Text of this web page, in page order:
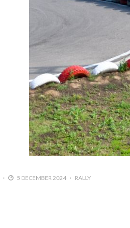
5 DECEMBER 2024 RALLY